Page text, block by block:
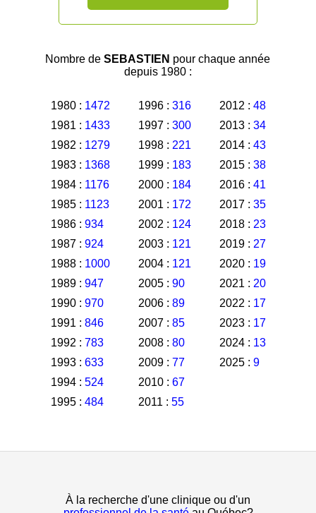
Nombre deSEBASTIEN pour chaque année
depuis 1980 :
1980 : 1472
1981 : 1433
1982 : 1279
1983 : 1368
1984 : 1176
1985 : 1123
1986 : 934
1987 : 924
1988 : 1000
1989 : 947
1990 : 970
1991 : 846
1992 : 783
1993 : 633
1994 : 524
1995 : 484
1996 : 316
1997 : 300
1998 : 221
1999 : 183
2000 : 184
2001 : 172
2002 : 124
2003 : 121
2004 : 121
2005 : 90
2006 : 89
2007 : 85
2008 : 80
2009 : 77
2010 : 67
2011 : 55
2012 : 48
2013 : 34
2014 : 43
2015 : 38
2016 : 41
2017 : 35
2018 : 23
2019 : 27
2020 : 19
2021 : 20
2022 : 17
2023 : 17
2024 : 13
2025 : 9
À la recherche d'une clinique ou d'un